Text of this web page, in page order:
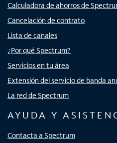
Calculadora de ahorros de
Cancelación de contrato
Lista de canales
¿Por qué Spectrum?
Servicios en tu área
Extensión del servicio de banda
La red de Spectrum
AYUDA Y
Contacta a Spectrum